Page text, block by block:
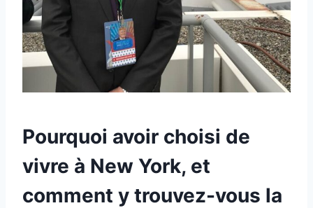
Pourquoi avoir choisi de
vivre à New York, et
comment y trouvez-vous la